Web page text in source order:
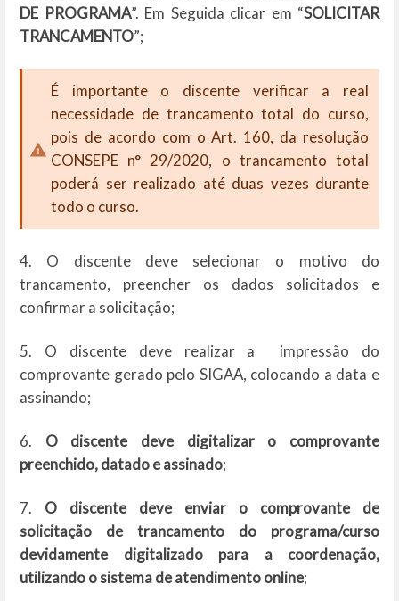
DE PROGRAMA”. Em Seguida clicar em “SOLICITAR
TRANCAMENTO”;
É importante o discente verificar a real
necessidade de trancamento total do curso,
pois de acordo com o Art. 160, da resolução
CONSEPE n° 29/2020, o trancamento total
poderá ser realizado até duas vezes durante
todo o curso.
4. O discente deve selecionar o motivo do
trancamento, preencher os dados solicitados e
confirmar a solicitação;
5. O discente deve realizar a impressão do
comprovante gerado pelo SIGAA, colocando a data e
assinando;
6. O discente deve digitalizar o comprovante
preenchido, datado e assinado;
7. O discente deve enviar o comprovante de
solicitação de trancamento do programa/curso
devidamente digitalizado para a coordenação,
utilizando o sistema de atendimento online;